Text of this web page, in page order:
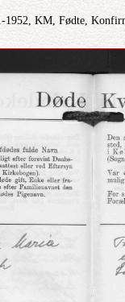
1952, KM, Fødte,